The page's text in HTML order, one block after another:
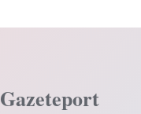
Gazeteport